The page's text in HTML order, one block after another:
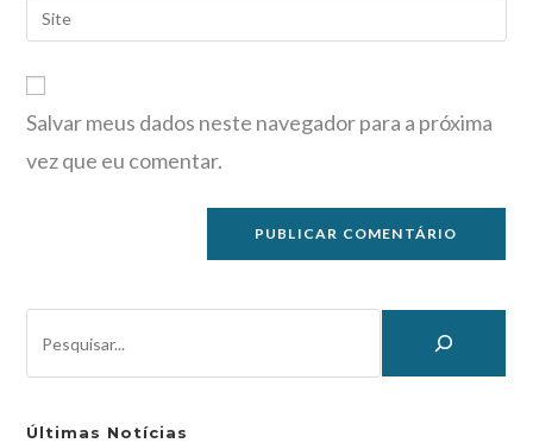
Salvar meus dados neste navegador para a próxima
vez que eu comentar.
Últimas Notícias